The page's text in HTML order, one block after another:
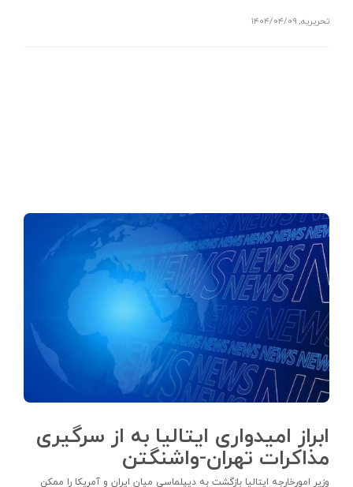
تحریریه, ۱۴۰۴/۰۴/۰۹
ابراز امیدواری ایتالیا به از سرگیری
مذاکرات تهران-واشنگتن
وزیر امورخارجه ایتالیا بازگشت به دیپلماسی میان ایران و آمریکا را ممکن